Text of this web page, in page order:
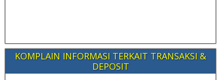
KOMPLAIN INFORMASI TERKAIT TRANSAKSI &
DEPOSIT